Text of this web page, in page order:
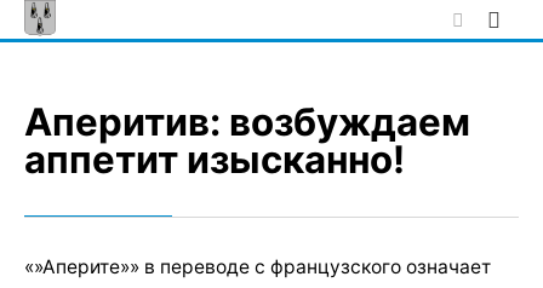
Skip
to
Аперитив: возбуждаем
аппетит изысканно!
«»Аперите»» в переводе с французского означает